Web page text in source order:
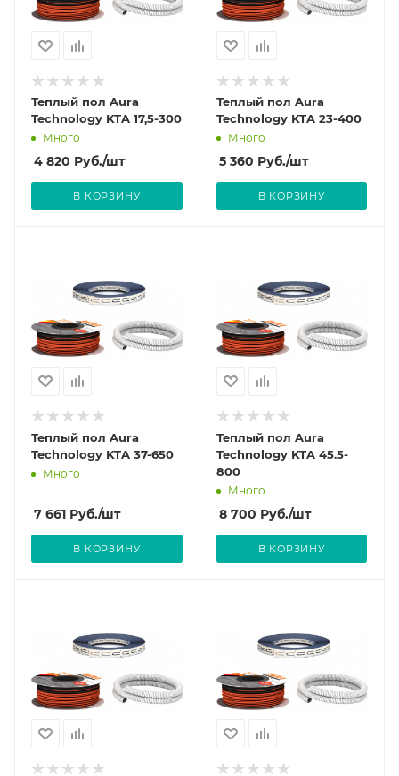
Теплый пол Aura
Technology KTA 17,5-300
Много
4 820 Руб./шт
В КОРЗИНУ
Теплый пол Aura
Technology KTA 23-400
Много
5 360 Руб./шт
В КОРЗИНУ
Теплый пол Aura
Technology KTA 37-650
Много
7 661 Руб./шт
В КОРЗИНУ
Теплый пол Aura
Technology KTA 45.5-
800
Много
8 700 Руб./шт
В КОРЗИНУ